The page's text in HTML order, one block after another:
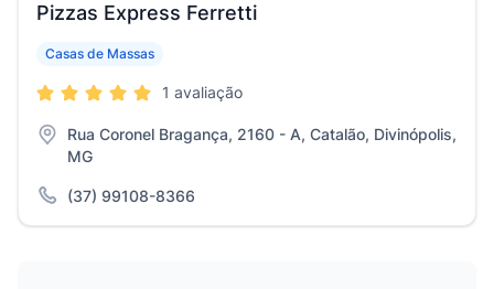
Pizzas Express Ferretti
Casas de Massas
1 avaliação
Rua Coronel Bragança, 2160 - A, Catalão, Divinópolis,
MG
(37) 99108-8366